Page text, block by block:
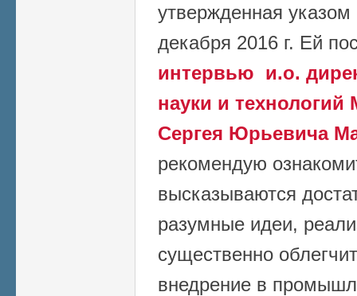
утвержденная
декабря 2016 г. Ей
интервью и.о.
науки и
Сергея Юрьевича
рекомендую
высказываются
разумные идеи,
существенно
внедрение в